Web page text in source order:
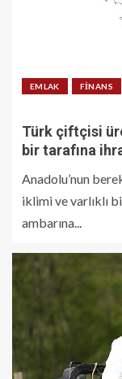
EMLAK FINANS
Türk çiftçisi
bir tarafına
Anadolu’nun
iklimi ve varlıklı
ambarına...